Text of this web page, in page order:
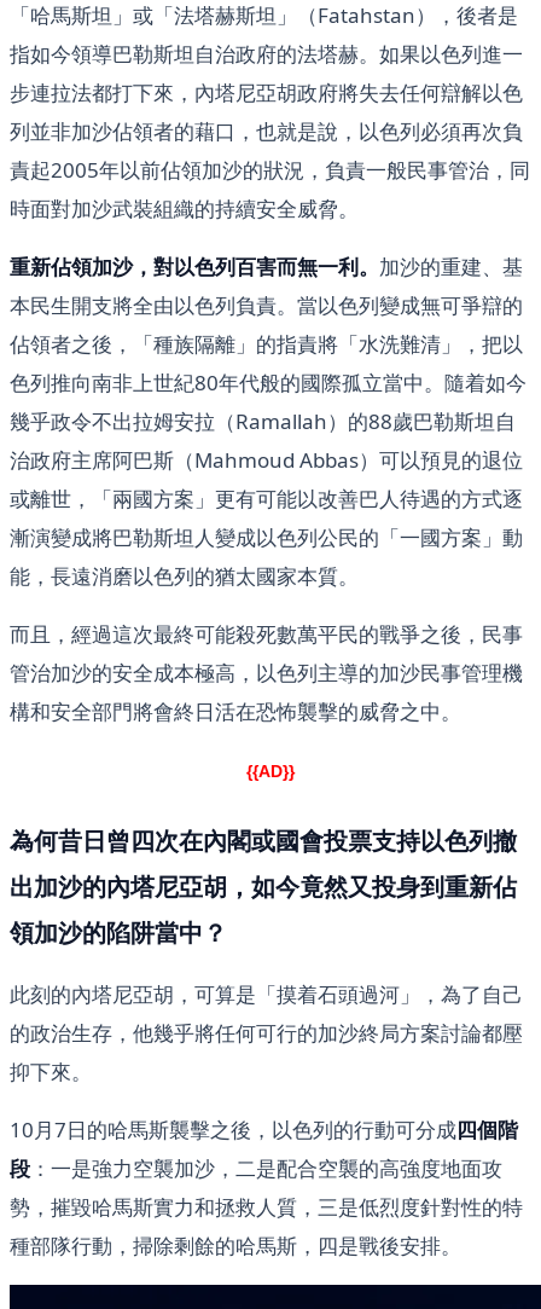
「哈馬斯坦」或「法塔赫斯坦」（Fatahstan），後者是
指如今領導巴勒斯坦自治政府的法塔赫。如果以色列進一
步連拉法都打下來，內塔尼亞胡政府將失去任何辯解以色
列並非加沙佔領者的藉口，也就是說，以色列必須再次負
責起2005年以前佔領加沙的狀況，負責一般民事管治，同
時面對加沙武裝組織的持續安全威脅。
重新佔領加沙，對以色列百害而無一利。 加沙的重建、基
本民生開支將全由以色列負責。當以色列變成無可爭辯的
佔領者之後，「種族隔離」的指責將「水洗難清」，把以
色列推向南非上世紀80年代般的國際孤立當中。隨着如今
幾乎政令不出拉姆安拉（Ramallah）的88歲巴勒斯坦自
治政府主席阿巴斯（Mahmoud Abbas）可以預見的退位
或離世，「兩國方案」更有可能以改善巴人待遇的方式逐
漸演變成將巴勒斯坦人變成以色列公民的「一國方案」動
能，長遠消磨以色列的猶太國家本質。
而且，經過這次最終可能殺死數萬平民的戰爭之後，民事
管治加沙的安全成本極高，以色列主導的加沙民事管理機
構和安全部門將會終日活在恐怖襲擊的威脅之中。
{{AD}}
為何昔日曾四次在內閣或國會投票支持以色列撤
出加沙的內塔尼亞胡，如今竟然又投身到重新佔
領加沙的陷阱當中？
此刻的內塔尼亞胡，可算是「摸着石頭過河」，為了自己
的政治生存，他幾乎將任何可行的加沙終局方案討論都壓
抑下來。
10月7日的哈馬斯襲擊之後，以色列的行動可分成四個階
段 ：一是強力空襲加沙，二是配合空襲的高強度地面攻
勢，摧毀哈馬斯實力和拯救人質，三是低烈度針對性的特
種部隊行動，掃除剩餘的哈馬斯，四是戰後安排。